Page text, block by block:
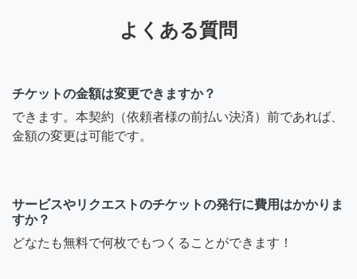
よくある質問
チケットの金額は変更できますか？
できます。本契約（依頼者様の前払い決済）前であれば、
金額の変更は可能です。
サービスやリクエストのチケットの発行に費用はかかりま
すか？
どなたも無料で何枚でもつくることができます！